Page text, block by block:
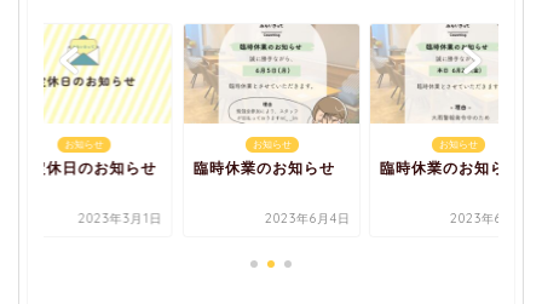
お知らせ
3月定休日のお知らせ
2023年3月1日
お知らせ
臨時休業のお知らせ
2023年6月4日
お知らせ
臨時休業のお知らせ
2023年6月2日